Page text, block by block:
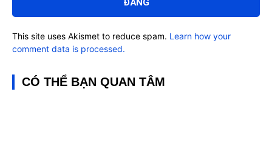
This site uses Akismet to reduce spam. Learn how your
comment data is processed.
CÓ THỂ BẠN QUAN TÂM